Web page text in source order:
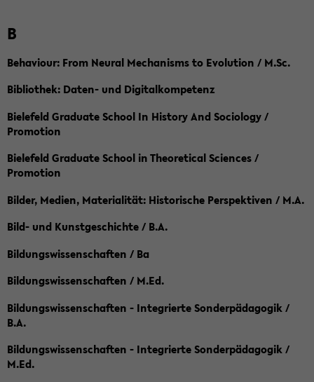
B
Behaviour: From Neural Mechanisms to Evolution / M.Sc.
Bibliothek: Daten- und Digitalkompetenz
Bielefeld Graduate School In History And Sociology /
Promotion
Bielefeld Graduate School in Theoretical Sciences /
Promotion
Bilder, Medien, Materialität: Historische Perspektiven / M.A.
Bild- und Kunstgeschichte / B.A.
Bildungswissenschaften / Ba
Bildungswissenschaften / M.Ed.
Bildungswissenschaften - Integrierte Sonderpädagogik /
B.A.
Bildungswissenschaften - Integrierte Sonderpädagogik /
M.Ed.